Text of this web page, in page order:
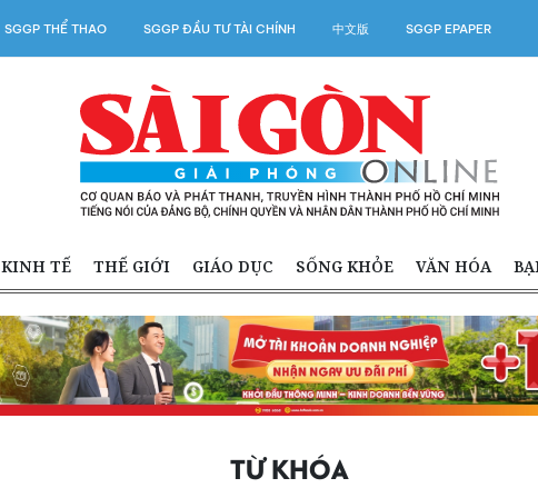
SGGP THỂ THAO SGGP ĐẦU TƯ TÀI CHÍNH 中文版 SGGP EPAPER
KINH TẾ THẾ GIỚI GIÁO DỤC SỐNG KHỎE VĂN HÓA
TỪ KHÓA